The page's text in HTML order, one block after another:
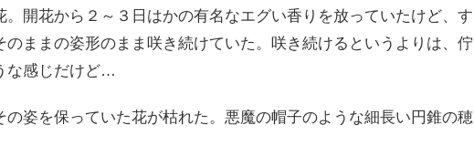
。開花から２～３日はかの有名なエグい香りを放っていたけど、す
のままの姿形のまま咲き続けていた。咲き続けるというよりは、佇
な感じだけど…
の姿を保っていた花が枯れた。悪魔の帽子のような細長い円錐の穂